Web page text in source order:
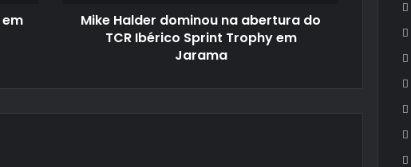
TrophyMike Halder dominou na abertura do
TCR Ibérico Sprint Trophy em
Jarama